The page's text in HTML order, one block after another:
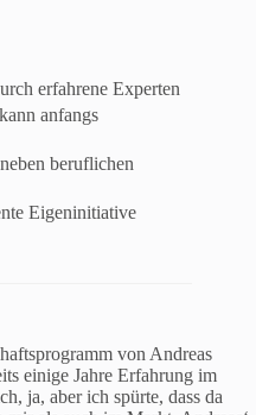
erfahrene Experten
anfangs
beruflichen
Eigeninitiative
von Andreas
einige Jahre Erfahrung im
ja, aber ich spürte, dass da